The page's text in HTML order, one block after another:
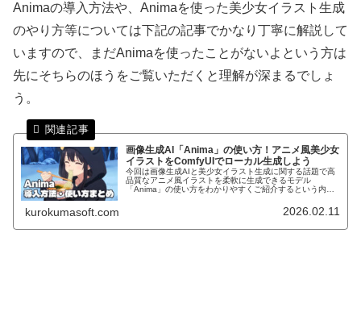
Animaの導入方法や、Animaを使った美少女イラスト生成
のやり方等については下記の記事でかなり丁寧に解説して
いますので、まだAnimaを使ったことがないよという方は
先にそちらのほうをご覧いただくと理解が深まるでしょ
う。
画像生成AI「Anima」の使い方！アニメ風美少女
イラストをComfyUIでローカル生成しよう
今回は画像生成AIと美少女イラスト生成に関する話題で高
品質なアニメ風イラストを柔軟に生成できるモデル
「Anima」の使い方をわかりやすくご紹介するという内容
kurokumasoft.com 2026.02.11